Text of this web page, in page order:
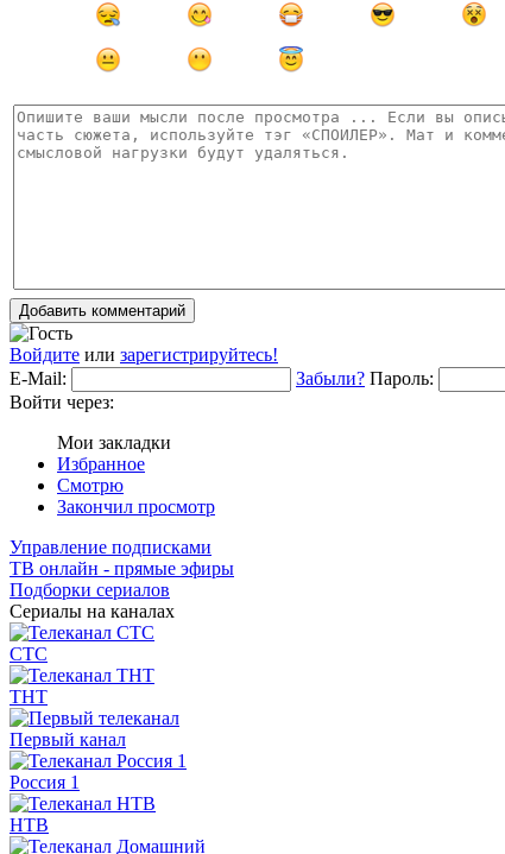
Добавить комментарий
Войдите или зарегистрируйтесь!
E-Mail:
Забыли? Пароль:
Войти через:
Мои закладки
Избранное
Смотрю
Закончил просмотр
Управление подписками
ТВ онлайн - прямые эфиры
Подборки сериалов
Сериалы на каналах
СТС
ТНТ
Первый канал
Россия 1
НТВ